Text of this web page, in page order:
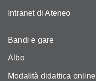
Intranet di Ateneo
Bandi e gare
Albo
Modalità didattica online